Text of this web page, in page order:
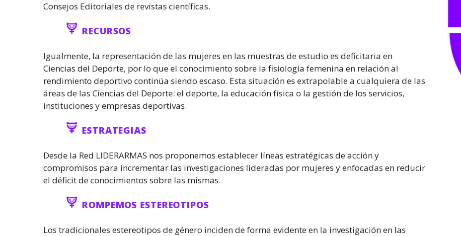
Consejos Editoriales de revistas científicas.
RECURSOS
Igualmente, la representación de las mujeres en las muestras de estudio es deficitaria en
Ciencias del Deporte, por lo que el conocimiento sobre la fisiología femenina en relación al
rendimiento deportivo continúa siendo escaso. Esta situación es extrapolable a cualquiera de las
áreas de las Ciencias del Deporte: el deporte, la educación física o la gestión de los servicios,
instituciones y empresas deportivas.
ESTRATEGIAS
Desde la Red LIDERARMAS nos proponemos establecer líneas estratégicas de acción y
compromisos para incrementar las investigaciones lideradas por mujeres y enfocadas en reducir
el déficit de conocimientos sobre las mismas.
ROMPEMOS ESTEREOTIPOS
Los tradicionales estereotipos de género inciden de forma evidente en la investigación en las